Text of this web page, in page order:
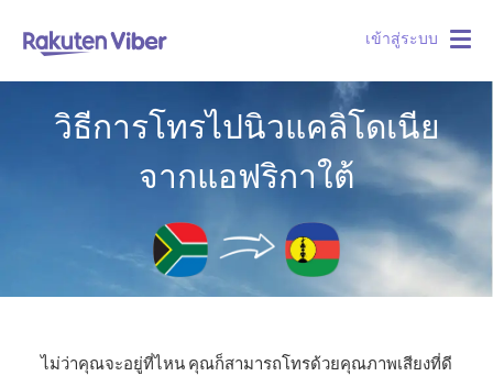
เข้าสู่ระบบ
วิธีการโทรไปนิวแคลิโดเนีย
จากแอฟริกาใต้
ไม่ว่าคุณจะอยู่ที่ไหน คุณก็สามารถโทรด้วยคุณภาพเสียงที่ดี